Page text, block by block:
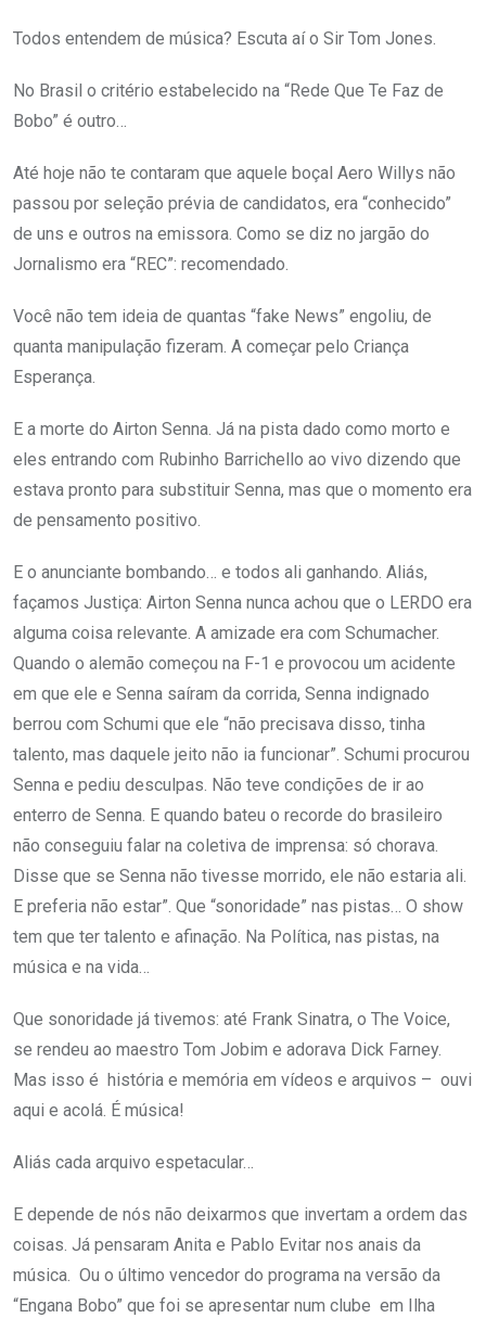
Todos entendem de música? Escuta aí o Sir Tom Jones.
No Brasil o critério estabelecido na “Rede Que Te Faz de
Bobo” é outro…
Até hoje não te contaram que aquele boçal Aero Willys não
passou por seleção prévia de candidatos, era “conhecido”
de uns e outros na emissora. Como se diz no jargão do
Jornalismo era “REC”: recomendado.
Você não tem ideia de quantas “fake News” engoliu, de
quanta manipulação fizeram. A começar pelo Criança
Esperança.
E a morte do Airton Senna. Já na pista dado como morto e
eles entrando com Rubinho Barrichello ao vivo dizendo que
estava pronto para substituir Senna, mas que o momento era
de pensamento positivo.
E o anunciante bombando… e todos ali ganhando. Aliás,
façamos Justiça: Airton Senna nunca achou que o LERDO era
alguma coisa relevante. A amizade era com Schumacher.
Quando o alemão começou na F-1 e provocou um acidente
em que ele e Senna saíram da corrida, Senna indignado
berrou com Schumi que ele “não precisava disso, tinha
talento, mas daquele jeito não ia funcionar”. Schumi procurou
Senna e pediu desculpas. Não teve condições de ir ao
enterro de Senna. E quando bateu o recorde do brasileiro
não conseguiu falar na coletiva de imprensa: só chorava.
Disse que se Senna não tivesse morrido, ele não estaria ali.
E preferia não estar”. Que “sonoridade” nas pistas… O show
tem que ter talento e afinação. Na Política, nas pistas, na
música e na vida…
Que sonoridade já tivemos: até Frank Sinatra, o The Voice,
se rendeu ao maestro Tom Jobim e adorava Dick Farney.
Mas isso é história e memória em vídeos e arquivos – ouvi
aqui e acolá. É música!
Aliás cada arquivo espetacular…
E depende de nós não deixarmos que invertam a ordem das
coisas. Já pensaram Anita e Pablo Evitar nos anais da
música. Ou o último vencedor do programa na versão da
“Engana Bobo” que foi se apresentar num clube em Ilha